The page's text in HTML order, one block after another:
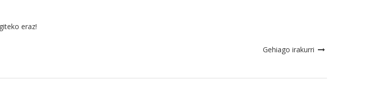
eraz!
Gehiago irakurri